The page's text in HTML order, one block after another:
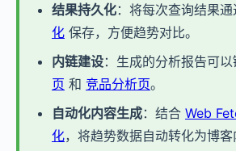
结果持久化：将每次查询结果通
化 保存，方便趋势对比。
内链建设：生成的分析报告可
页 和 竞品分析页。
自动化内容生成：结合 Web
化，将趋势数据自动转化为博客